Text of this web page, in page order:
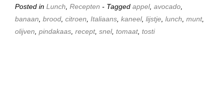
Posted in Lunch, Recepten - Tagged appel, avocado,
banaan, brood, citroen, Italiaans, kaneel, lijstje, lunch, munt,
olijven, pindakaas, recept, snel, tomaat, tosti